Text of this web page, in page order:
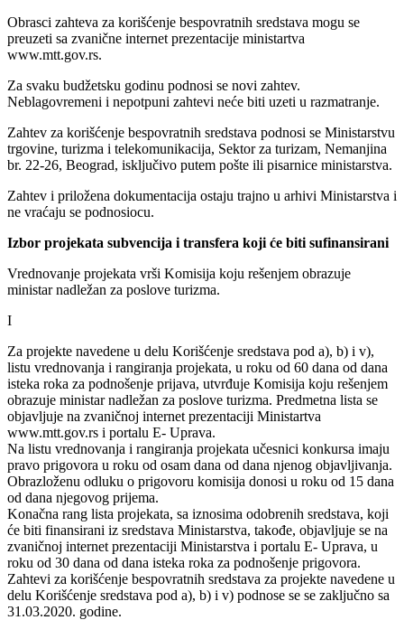
Obrasci zahteva za korišćenje bespovratnih sredstava mogu se
preuzeti sa zvanične internet prezentacije ministartva
www.mtt.gov.rs.
Za svaku budžetsku godinu podnosi se novi zahtev.
Neblagovremeni i nepotpuni zahtevi neće biti uzeti u razmatranje.
Zahtev za korišćenje bespovratnih sredstava podnosi se Ministarstvu
trgovine, turizma i telekomunikacija, Sektor za turizam, Nemanjina
br. 22-26, Beograd, isključivo putem pošte ili pisarnice ministarstva.
Zahtev i priložena dokumentacija ostaju trajno u arhivi Ministarstva i
ne vraćaju se podnosiocu.
Izbor projekata subvencija i transfera koji će biti sufinansirani
Vrednovanje projekata vrši Komisija koju rešenjem obrazuje
ministar nadležan za poslove turizma.
I
Za projekte navedene u delu Korišćenje sredstava pod a), b) i v),
listu vrednovanja i rangiranja projekata, u roku od 60 dana od dana
isteka roka za podnošenje prijava, utvrđuje Komisija koju rešenjem
obrazuje ministar nadležan za poslove turizma. Predmetna lista se
objavljuje na zvaničnoj internet prezentaciji Ministartva
www.mtt.gov.rs i portalu E- Uprava.
Na listu vrednovanja i rangiranja projekata učesnici konkursa imaju
pravo prigovora u roku od osam dana od dana njenog objavljivanja.
Obrazloženu odluku o prigovoru komisija donosi u roku od 15 dana
od dana njegovog prijema.
Konačna rang lista projekata, sa iznosima odobrenih sredstava, koji
će biti finansirani iz sredstava Ministarstva, takođe, objavljuje se na
zvaničnoj internet prezentaciji Ministarstva i portalu E- Uprava, u
roku od 30 dana od dana isteka roka za podnošenje prigovora.
Zahtevi za korišćenje bespovratnih sredstava za projekte navedene u
delu Korišćenje sredstava pod a), b) i v) podnose se se zaključno sa
31.03.2020. godine.